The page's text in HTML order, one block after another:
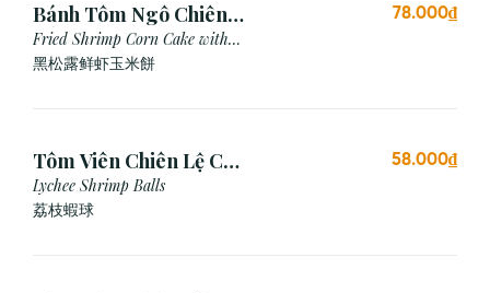
Bánh Tôm Ngô Chiên
Nấm Truffle (3 viên)
Fried Shrimp Corn Cake with
Truffle
黑松露鲜虾玉米餅
78.000₫
Tôm Viên Chiên Lệ Chi
(3 viên)
Lychee Shrimp Balls
荔枝蝦球
58.000₫